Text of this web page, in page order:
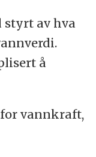
styrt av hva
å
vannkraft,